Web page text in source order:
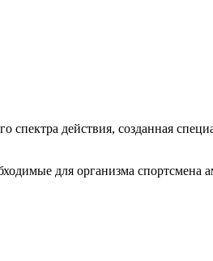
спектра действия, созданная
для организма